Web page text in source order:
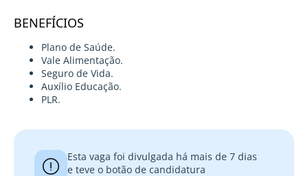
BENEFÍCIOS
Plano de Saúde.
Vale Alimentação.
Seguro de Vida.
Auxílio Educação.
PLR.
Esta vaga foi divulgada há mais de 7 dias
e teve o botão de candidatura